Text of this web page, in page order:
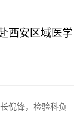
西安区域医学
倪锋，检验科负